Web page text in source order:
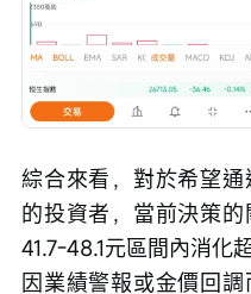
綜合來看，對於希望
的投資者，當前決策
41.7-48.1元區間內消化
因業績警報或金價回